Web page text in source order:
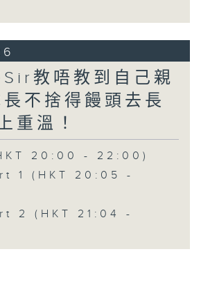
教唔教到自己親
不捨得饅頭去長
重溫！
20:00 - 22:00)
1 (HKT 20:05 -
2 (HKT 21:04 -